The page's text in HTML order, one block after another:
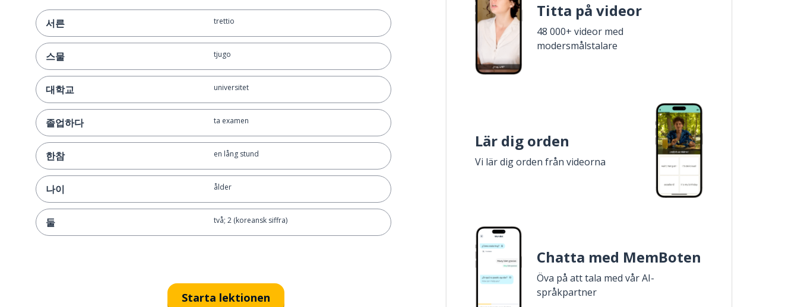
서른 trettio
스물 tjugo
대학교 universitet
졸업하다 ta examen
한참 en lång stund
나이 ålder
둘 två; 2 (koreansk siffra)
Starta lektionen
Titta på videor
48 000+ videor med
modersmålstalare
Lär dig orden
Vi lär dig orden från videorna
Chatta med MemBoten
Öva på att tala med vår AI-
språkpartner